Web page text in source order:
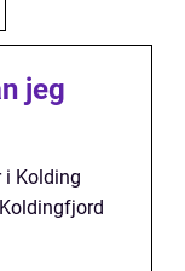
jeg
i Kolding